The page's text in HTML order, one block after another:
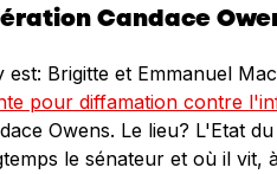
Candace
est: Brigitte et Emmanuel
pour diffamation contre
Owens. Le lieu? L'Etat
le sénateur et où il vit,